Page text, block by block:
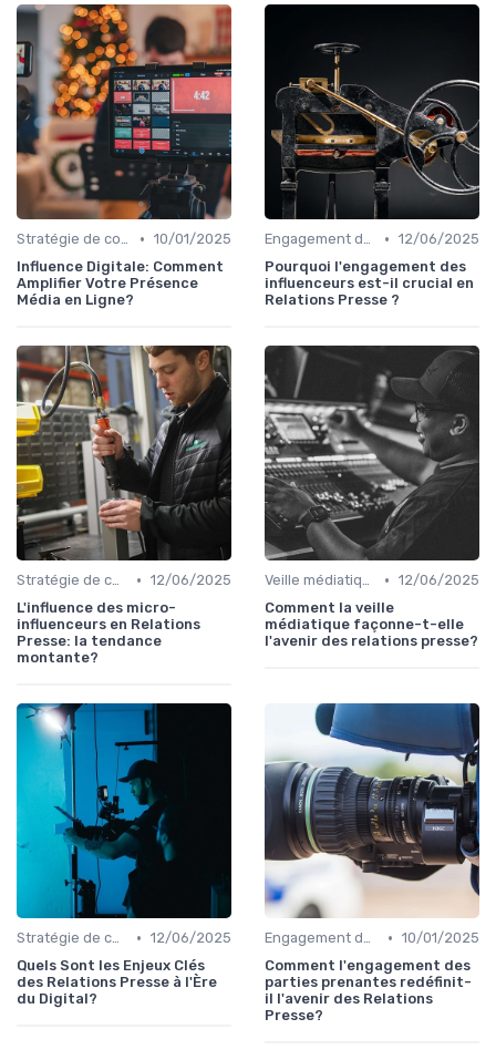
Stratégie de communication • 10/01/2025
Influence Digitale: Comment
Amplifier Votre Présence
Média en Ligne?
Engagement des parties prenantes • 12/06/2025
Pourquoi l'engagement des
influenceurs est-il crucial en
Relations Presse ?
Stratégie de communication • 12/06/2025
L'influence des micro-
influenceurs en Relations
Presse: la tendance
montante?
Veille médiatique • 12/06/2025
Comment la veille
médiatique façonne-t-elle
l'avenir des relations presse?
Stratégie de communication • 12/06/2025
Quels Sont les Enjeux Clés
des Relations Presse à l'Ère
du Digital?
Engagement des parties prenantes • 10/01/2025
Comment l'engagement des
parties prenantes redéfinit-
il l'avenir des Relations
Presse?